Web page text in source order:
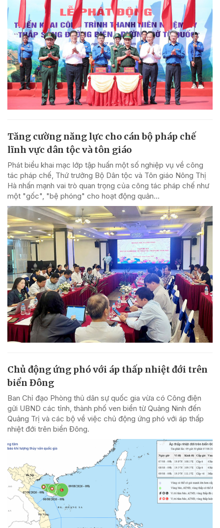
Tăng cường năng lực cho cán bộ pháp chế
lĩnh vực dân tộc và tôn giáo
Phát biểu khai mạc lớp tập huấn một số nghiệp vụ về công
tác pháp chế, Thứ trưởng Bộ Dân tộc và Tôn giáo Nông Thị
Hà nhấn mạnh vai trò quan trọng của công tác pháp chế như
một "gốc", "bệ phóng" cho hoạt động quản...
Chủ động ứng phó với áp thấp nhiệt đới trên
biển Đông
Ban Chỉ đạo Phòng thủ dân sự quốc gia vừa có Công điện
gửi UBND các tỉnh, thành phố ven biển từ Quảng Ninh đến
Quảng Trị và các bộ về việc chủ động ứng phó với áp thấp
nhiệt đới trên biển Đông.